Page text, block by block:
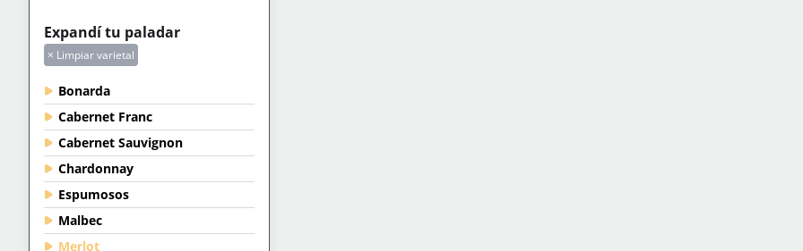
Expandí tu paladar
× Limpiar varietal
Bonarda
Cabernet Franc
Cabernet Sauvignon
Chardonnay
Espumosos
Malbec
Merlot